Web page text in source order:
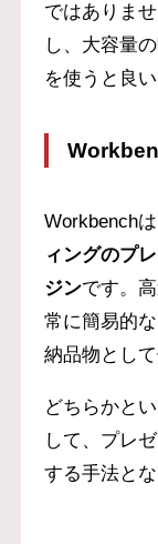
ではありま
し、大容量
を使うと良い
Workbenchは
ィングのプ
ジンです。
常に簡易的
納品物とし
どちらかと
して、プレ
する手法とな